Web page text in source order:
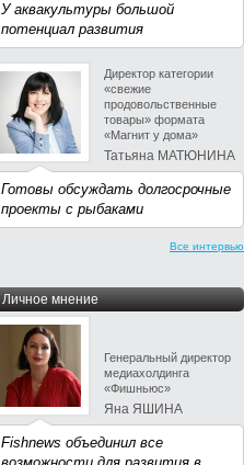
У аквакультуры большой
потенциал развития
Директор категории
«свежие
продовольственные
товары» формата
«Магнит у дома»
Татьяна МАТЮНИНА
Готовы обсуждать долгосрочные
проекты с рыбаками
Все интервью
Личное мнение
Генеральный директор
медиахолдинга
«Фишньюс»
Яна ЯШИНА
Fishnews объединил все